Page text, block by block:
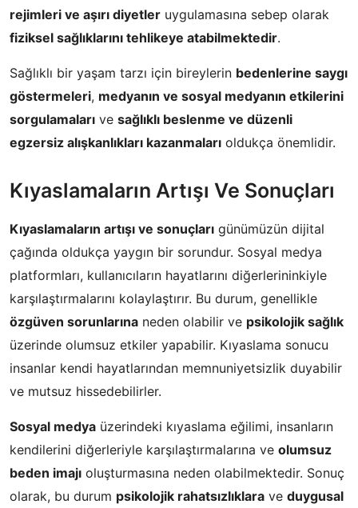
rejimleri ve aşırı diyetler uygulamasına sebep olarak
fiziksel sağlıklarını tehlikeye atabilmektedir.
Sağlıklı bir yaşam tarzı için bireylerin bedenlerine saygı
göstermeleri, medyanın ve sosyal medyanın etkilerini
sorgulamaları ve sağlıklı beslenme ve düzenli
egzersiz alışkanlıkları kazanmaları oldukça önemlidir.
Kıyaslamaların Artışı Ve Sonuçları
Kıyaslamaların artışı ve sonuçları günümüzün dijital
çağında oldukça yaygın bir sorundur. Sosyal medya
platformları, kullanıcıların hayatlarını diğerlerininkiyle
karşılaştırmalarını kolaylaştırır. Bu durum, genellikle
özgüven sorunlarına neden olabilir ve psikolojik sağlık
üzerinde olumsuz etkiler yapabilir. Kıyaslama sonucu
insanlar kendi hayatlarından memnuniyetsizlik duyabilir
ve mutsuz hissedebilirler.
Sosyal medya üzerindeki kıyaslama eğilimi, insanların
kendilerini diğerleriyle karşılaştırmalarına ve olumsuz
beden imajı oluşturmasına neden olabilmektedir. Sonuç
olarak, bu durum psikolojik rahatsızlıklara ve duygusal